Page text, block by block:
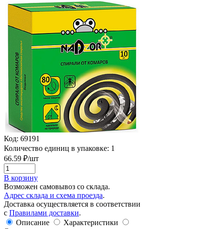
Код: 69191
Количество единиц в упаковке: 1
66.59 ₽/шт
В корзину
Возможен самовывоз со склада.
Адрес склада и схема проезда.
Доставка осуществляется в соответствии
с Правилами доставки.
Описание
Характеристики